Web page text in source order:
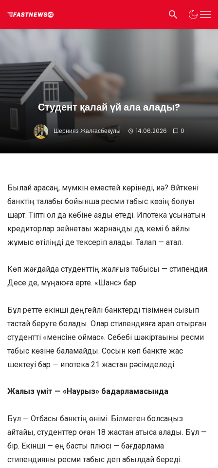
Студент қалай үй ала алады?
Шернияз Жалғасбекұлы 14.06.2026 0
Былай қарасаң, мүмкін еместей көрінеді, иә? Өйткені
банктің талабы бойынша ресми табыс көзің болуы
шарт. Тіпті ол да көбіне аздық етеді. Ипотека ұсынатын
кредиторлар зейнетақы жарнаңды да, кемі 6 айлық
жұмыс өтіліңді де тексеріп алады. Талап — қатал.
Көп жағдайда студенттің жалғыз табысы — стипендия.
Десе де, мұңаюға ерте. «Шанс» бар.
Бұл ретте екінші деңгейлі банктерді тізімнен сызып
тастай беруге болады. Олар стипендияға қарап отырған
студентті «менсіне қоймас». Себебі шәкіртақыны ресми
табыс көзіне баламайды. Сосын көп банкте жас
шектеуі бар — ипотека 21 жастан рәсімделеді.
Жалғыз үміт — «Наурыз» бағдарламасында
Бұл — Отбасы банктің өнімі. Білмеген болсаңыз
айтайық, студенттер оған 18 жастан қатыса алады. Бұл —
бір. Екінші — ең басты плюсі — бағдарлама
стипендияны ресми табыс деп қабылдай береді.